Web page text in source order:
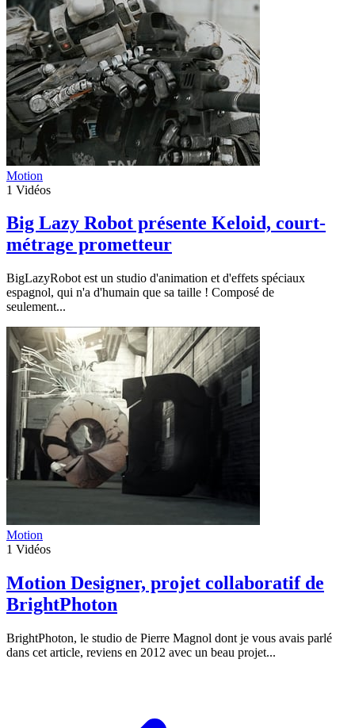
Motion
1 Vidéos
Big Lazy Robot présente Keloid, court-
métrage prometteur
BigLazyRobot est un studio d'animation et d'effets spéciaux
espagnol, qui n'a d'humain que sa taille ! Composé de
seulement...
Motion
1 Vidéos
Motion Designer, projet collaboratif de
BrightPhoton
BrightPhoton, le studio de Pierre Magnol dont je vous avais parlé
dans cet article, reviens en 2012 avec un beau projet...